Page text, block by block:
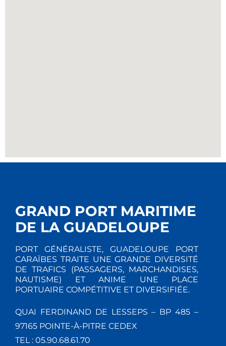
GRAND PORT MARITIME
DE LA GUADELOUPE
PORT GÉNÉRALISTE, GUADELOUPE PORT
CARAÏBES TRAITE UNE GRANDE DIVERSITÉ
DE TRAFICS (PASSAGERS, MARCHANDISES,
NAUTISME) ET ANIME UNE PLACE
PORTUAIRE COMPÉTITIVE ET DIVERSIFIÉE.
QUAI FERDINAND DE LESSEPS – BP 485 –
97165 POINTE-À-PITRE CEDEX
TEL : 05.90.68.61.70